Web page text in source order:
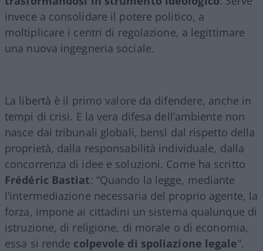
invece a consolidare il potere politico, a
moltiplicare i centri di regolazione, a legittimare
una nuova ingegneria sociale.
La libertà è il primo valore da difendere, anche in
tempi di crisi. E la vera difesa dell’ambiente non
nasce dai tribunali globali, bensì dal rispetto della
proprietà, dalla responsabilità individuale, dalla
concorrenza di idee e soluzioni. Come ha scritto
Frédéric Bastiat: “Quando la legge, mediante
l’intermediazione necessaria del proprio agente, la
forza, impone ai cittadini un sistema qualunque di
istruzione, di religione, di morale o di economia,
essa si rende colpevole di spoliazione legale“.